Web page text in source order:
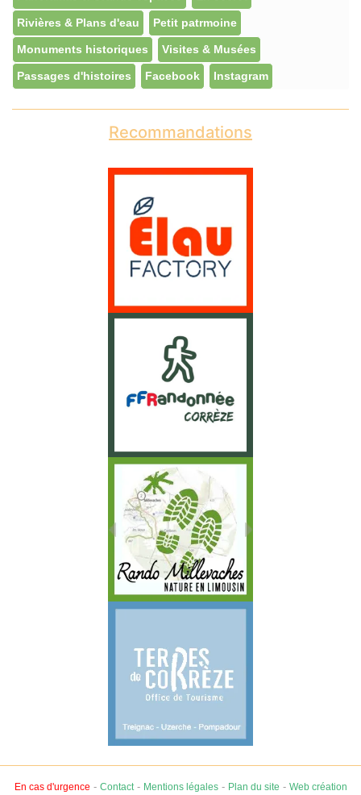
Rivières & Plans d'eau Petit patrmoine
Monuments historiques Visites & Musées
Passages d'histoires Facebook Instagram
Recommandations
En cas d'urgence - Contact- Mentions légales- Plan du site - Web création